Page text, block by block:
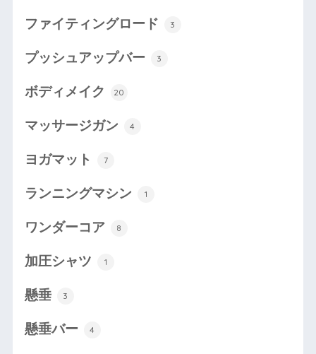
ファイティングロード 3
プッシュアップバー 3
ボディメイク 20
マッサージガン 4
ヨガマット 7
ランニングマシン 1
ワンダーコア 8
加圧シャツ 1
懸垂 3
懸垂バー 4